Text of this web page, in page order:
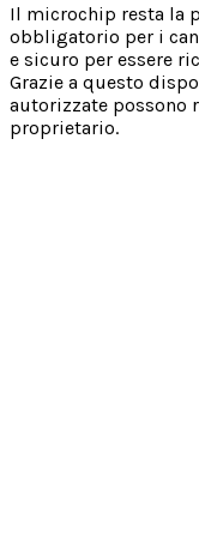
Il microchip resta la
obbligatorio per i
e sicuro per essere
Grazie a questo
autorizzate possono
proprietario.